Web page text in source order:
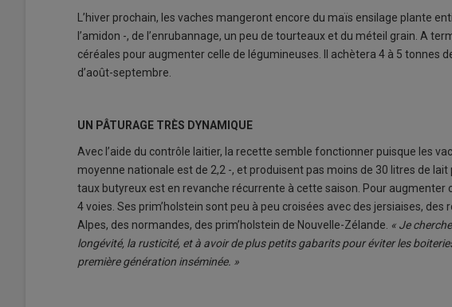
L’hiver prochain, les vaches mangeront encore du maïs ensilage plante
l’amidon -, de l’enrubannage, un peu de tourteaux et du méteil grain. A
céréales pour augmenter celle de légumineuses. Il achètera 4 à 5 tonnes
d’août-septembre.
UN PÂTURAGE TRÈS DYNAMIQUE
Avec l’aide du contrôle laitier, la recette semble fonctionner puisque les
moyenne nationale est de 2,2 -, et produisent pas moins de 30 litres de
taux butyreux est en revanche récurrente à cette saison. Pour augmenter
4 voies. Ses prim’holstein sont peu à peu croisées avec des jersiaises, des
Alpes, des normandes, des prim’holstein de Nouvelle-Zélande. « Je
longévité, la rusticité, et à avoir de plus petits gabarits pour éviter les
première génération inséminée. »